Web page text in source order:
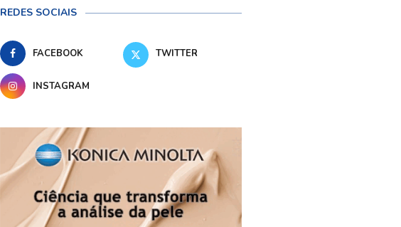
REDES SOCIAIS
FACEBOOK TWITTER
INSTAGRAM